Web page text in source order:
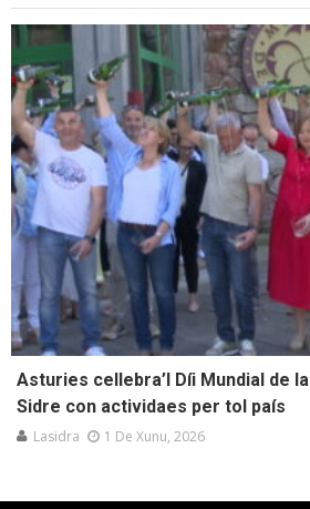
Asturies cellebra’l Díi Mundial de la
Sidre con actividaes per tol país
Lasidra 1 De Xunu, 2026